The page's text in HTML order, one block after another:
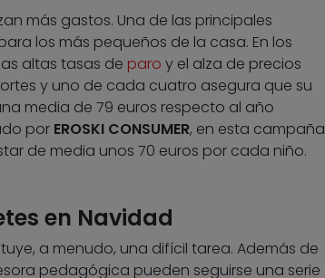
más gastos. Una de las principales
los más pequeños de la casa. En los
altas tasas de paro y el alza de precios
y uno de cada cuatro asegura que su
media de 79 euros respecto al año
por EROSKI CONSUMER, en esta campaña
de media unos 70 euros por cada niño.
en Navidad
a menudo, una difícil tarea. Además de
pedagógica pueden seguirse una serie